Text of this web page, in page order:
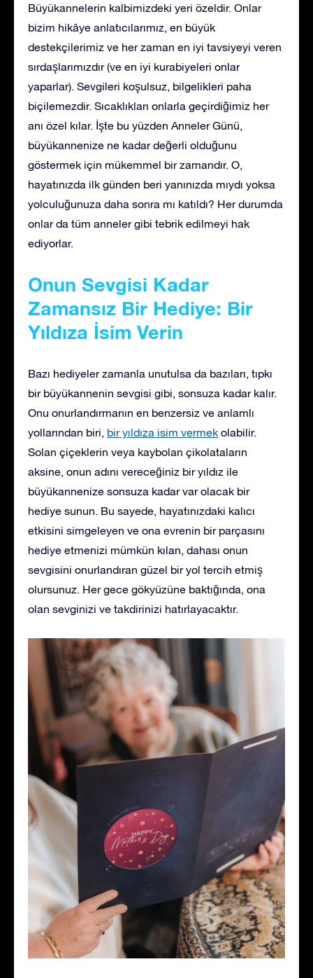
Büyükannelerin kalbimizdeki yeri özeldir. Onlar
bizim hikâye anlatıcılarımız, en büyük
destekçilerimiz ve her zaman en iyi tavsiyeyi veren
sırdaşlarımızdır (ve en iyi kurabiyeleri onlar
yaparlar). Sevgileri koşulsuz, bilgelikleri paha
biçilemezdir. Sıcaklıkları onlarla geçirdiğimiz her
anı özel kılar. İşte bu yüzden Anneler Günü,
büyükannenize ne kadar değerli olduğunu
göstermek için mükemmel bir zamandır. O,
hayatınızda ilk günden beri yanınızda mıydı yoksa
yolculuğunuza daha sonra mı katıldı? Her durumda
onlar da tüm anneler gibi tebrik edilmeyi hak
ediyorlar.
Onun Sevgisi Kadar
Zamansız Bir Hediye: Bir
Yıldıza İsim Verin
Bazı hediyeler zamanla unutulsa da bazıları, tıpkı
bir büyükannenin sevgisi gibi, sonsuza kadar kalır.
Onu onurlandırmanın en benzersiz ve anlamlı
yollarından biri, bir yıldıza isim vermek olabilir.
Solan çiçeklerin veya kaybolan çikolataların
aksine, onun adını vereceğiniz bir yıldız ile
büyükannenize sonsuza kadar var olacak bir
hediye sunun. Bu sayede, hayatınızdaki kalıcı
etkisini simgeleyen ve ona evrenin bir parçasını
hediye etmenizi mümkün kılan, dahası onun
sevgisini onurlandıran güzel bir yol tercih etmiş
olursunuz. Her gece gökyüzüne baktığında, ona
olan sevginizi ve takdirinizi hatırlayacaktır.